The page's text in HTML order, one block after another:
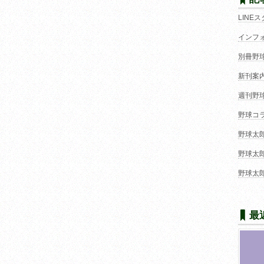
LINEス
インフ
別冊野
新刊案
週刊野
野球コ
野球太
野球太
野球太
最